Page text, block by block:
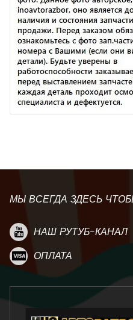
МЫ ВСЕГДА ЗДЕСЬ
НАШ РУТУБ-КАНАЛ
ОПЛАТА